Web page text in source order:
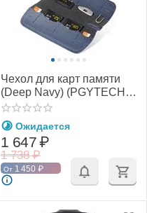
Чехол для карт памяти
(Deep Navy) (PGYTECH
P-CB-036)
Ожидается
1 738 ₽
1 647₽
От 1 450 ₽